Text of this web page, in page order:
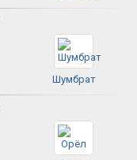
Шумбрат